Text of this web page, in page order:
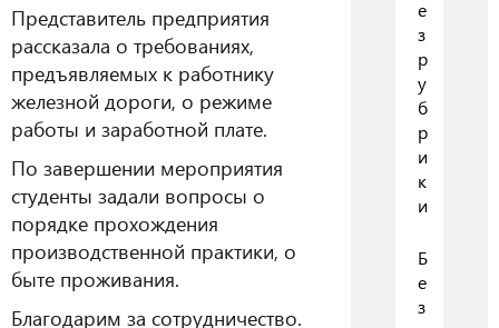
Представитель предприятия
рассказала о требованиях,
предъявляемых к работнику
железной дороги, о режиме
работы и заработной плате.
По завершении мероприятия
студенты задали вопросы о
порядке прохождения
производственной практики, о
быте проживания.
Благодарим за сотрудничество.
е
з
р
у
б
р
и
к
и
Б
е
з